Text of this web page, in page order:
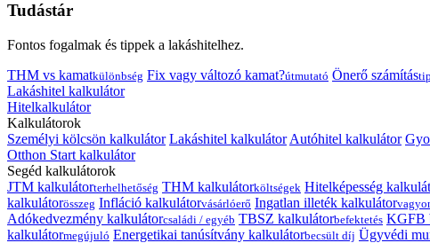
Tudástár
Fontos fogalmak és tippek a lakáshitelhez.
THM vs kamatkülönbség Fix vagy változó kamat?útmutató Önerő számítás
Lakáshitel kalkulátor
Hitelkalkulátor
Kalkulátorok
Személyi kölcsön kalkulátor Lakáshitel kalkulátor Autóhitel kalkulátor
Otthon Start kalkulátor
Segéd kalkulátorok
JTM kalkulátorterhelhetőség THM kalkulátorköltségek Hitelképesség
kalkulátorösszeg Infláció kalkulátorvásárlóerő Ingatlan illeték kalkulátor
Adókedvezmény kalkulátorcsaládi / egyéb TBSZ kalkulátorbefektetés KGFB
kalkulátormegújuló Energetikai tanúsítvány kalkulátorbecsült díj Ügyvédi